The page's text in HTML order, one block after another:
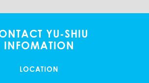
YU-SHIU
INFOMATION
LOCATION